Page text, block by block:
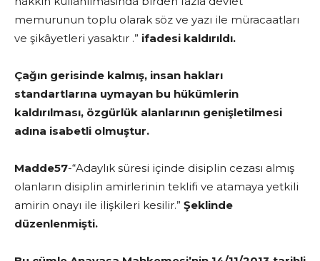
memurunun toplu olarak söz ve yazı ile müracaatları
ve şikâyetleri yasaktır .” ifadesi kaldırıldı.
Çağın gerisinde kalmış, insan hakları
standartlarına uymayan bu hükümlerin
kaldırılması, özgürlük alanlarının genişletilmesi
adına isabetli olmuştur.
Madde57-“Adaylık süresi içinde disiplin cezası almış
olanların disiplin amirlerinin teklifi ve atamaya yetkili
amirin onayı ile ilişkileri kesilir.” Şeklinde
düzenlenmişti.